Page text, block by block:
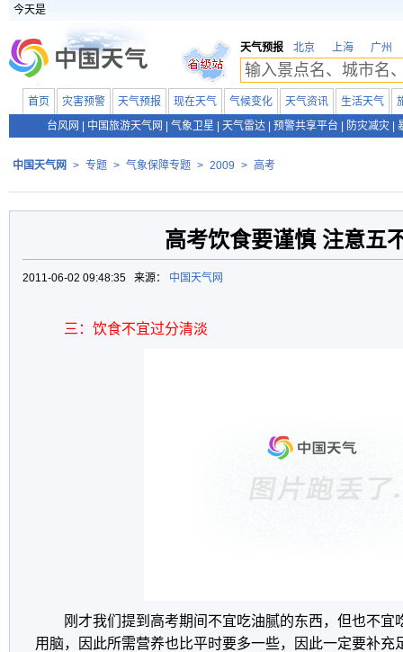
今天是
天气预报 北京 上海 广州
首页 灾害预警 天气预报 现在天气 气候变化 天气资讯 生活天气
台风网
中国旅游天气网 气象卫星 天气雷达 预警共享平台 防灾减灾
中国天气网 > 专题 > 气象保障专题 > 2009 > 高考
高考饮食要谨慎 注意五
2011-06-02 09:48:35 来源： 中国天气网
三：饮食不宜过分清淡
刚才我们提到高考期间不宜吃油腻的东西，但也不宜
用脑，因此所需营养也比平时要多一些，因此一定要补充